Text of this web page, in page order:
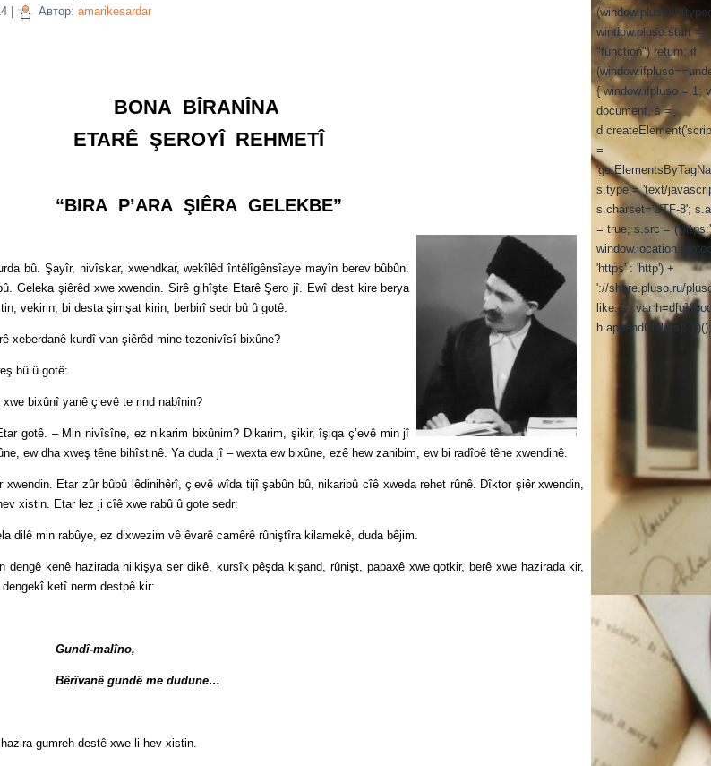
(window.pluso)if
window.pluso.start ==
"function") return; if
{ window.ifpluso = 1;
document, s =
=
s.type = 'text/
s.charset='UTF-8';
= true; s.src =
'https' : 'http') +
'://share.pluso.ru/
like.js'; var
h.appendChild(s);
| Автор: amarikesardar
BONA BÎRANÎNA
ETARÊ ŞEROYÎ REHMETÎ
“BIRA P’ARA ŞIÊRA GELEKBE”
Şayîr, nivîskar, xwendkar, wekîlêd întêlîgênsîaye mayîn berev bûbûn.
Geleka şiêrêd xwe xwendin. Sirê gihîşte Etarê Şero jî. Ewî dest kire berya
vekirin, bi desta şimşat kirin, berbirî sedr bû û gotê:
kurdî van şiêrêd mine tezenivîsî bixûne?
bû û gotê:
bixûnî yanê ç’evê te rind nabînin?
– Min nivîsîne, ez nikarim bixûnim? Dikarim, şikir, îşiqa ç’evê min jî
ew dha xweş têne bihîstinê. Ya duda jî – wexta ew bixûne, ezê hew zanibim, ew bi radîoê têne xwendinê.
Etar zûr bûbû lêdinihêrî, ç’evê wîda tijî şabûn bû, nikaribû cîê xweda rehet rûnê. Dîktor şiêr xwendin,
xistin. Etar lez ji cîê xwe rabû û gote sedr:
min rabûye, ez dixwezim vê êvarê camêrê rûniştîra kilamekê, duda bêjim.
kenê hazirada hilkişya ser dikê, kursîk pêşda kişand, rûnişt, papaxê xwe qotkir, berê xwe hazirada kir,
ketî nerm destpê kir:
Gundî-malîno,
Bêrîvanê gundê me dudune…
gumreh destê xwe li hev xistin.